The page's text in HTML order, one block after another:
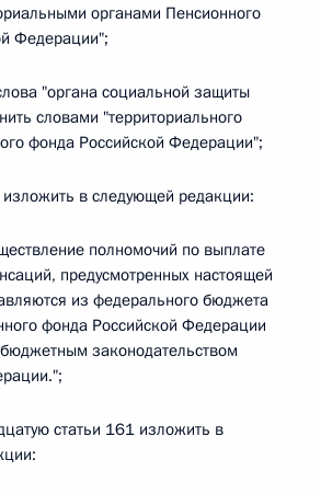
органами Пенсионного
Федерации";
"органа социальной защиты
словами "территориального
фонда Российской Федерации";
изложить в следующей редакции:
полномочий по выплате
предусмотренных настоящей
из федерального бюджета
фонда Российской Федерации
бюджетным законодательством
статьи 161 изложить в